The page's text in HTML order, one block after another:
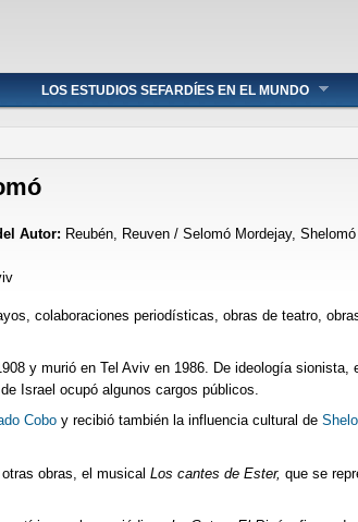
LOS ESTUDIOS SEFARDÍES EN EL MUNDO
aquí
Autor: Reubén, Reuven / Selomó Mordejay,
colaboraciones periodísticas, obras de teatro,
y murió en Tel Aviv en 1986. De ideología sionista,
Israel ocupó algunos cargos públicos.
Cobo y recibió también la influencia cultural de
obras, el musical Los cantes de Ester, que se